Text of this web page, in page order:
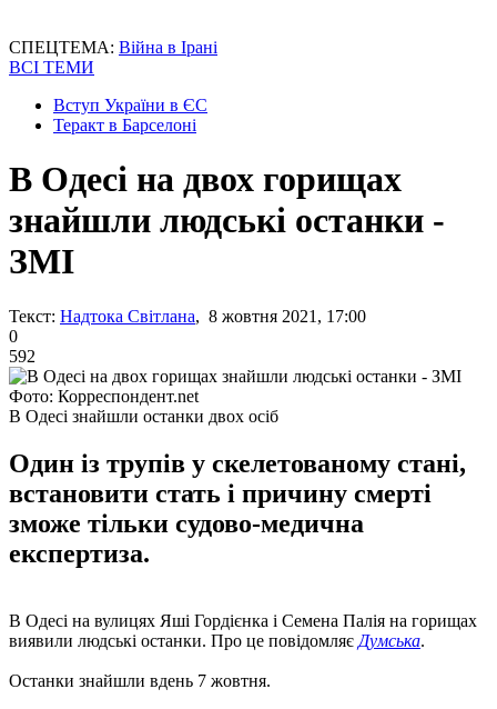
СПЕЦТЕМА: Війна в Ірані
ВСІ ТЕМИ
Вступ України в ЄС
Теракт в Барселоні
В Одесі на двох горищах
знайшли людські останки -
ЗМІ
Текст: Надтока Світлана, 8 жовтня 2021, 17:00
0
592
Фото: Корреспондент.net
В Одесі знайшли останки двох осіб
Один із трупів у скелетованому стані,
встановити стать і причину смерті
зможе тільки судово-медична
експертиза.
В Одесі на вулицях Яші Гордієнка і Семена Палія на горищах
виявили людські останки. Про це повідомляє Думська.
Останки знайшли вдень ​​7 жовтня.